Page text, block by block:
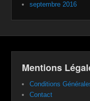
septembre 2016
Mentions
Conditions
Contact